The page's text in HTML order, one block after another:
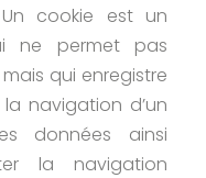
Un cookie est un
ne permet pas
qui enregistre
navigation d’un
données ainsi
la navigation